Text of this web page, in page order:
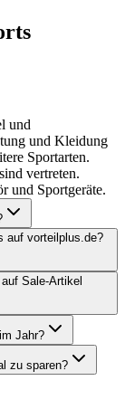
und
und Kleidung
Sportarten.
vertreten.
und Sportgeräte.
auf vorteilplus.de?
Sale-Artikel
Jahr?
zu sparen?